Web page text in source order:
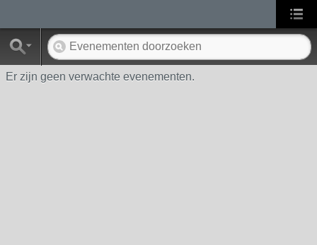
Er zijn geen verwachte evenementen.